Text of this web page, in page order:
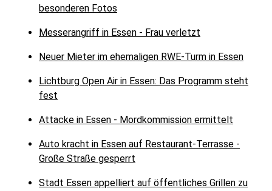
besonderen Fotos
Messerangriff in Essen - Frau verletzt
Neuer Mieter im ehemaligen RWE-Turm in Essen
Lichtburg Open Air in Essen: Das Programm steht
fest
Attacke in Essen - Mordkommission ermittelt
Auto kracht in Essen auf Restaurant-Terrasse -
Große Straße gesperrt
Stadt Essen appelliert auf öffentliches Grillen zu